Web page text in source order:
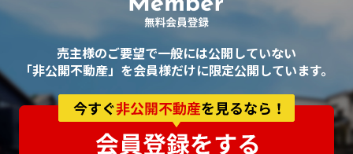
売主様のご要望で一般には公開していない
「非公開不動産」を会員様だけに限定公開しています。